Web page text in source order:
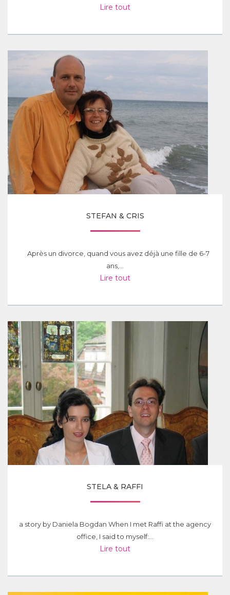
Lire tout
STEFAN & CRIS
Après un divorce, quand vous avez déjà une fille de 6-7
ans,...
Lire tout
STELA & RAFFI
a story by Daniela Bogdan When I met Raffi at the agency
office, I said to myself:...
Lire tout